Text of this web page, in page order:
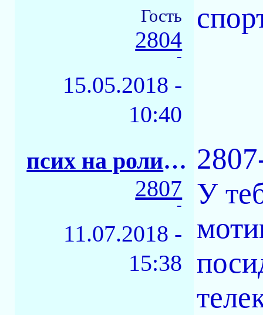
Гость
2804
-
15.05.2018 -
10:40
псих на роликах
2807
-
11.07.2018 -
15:38
У